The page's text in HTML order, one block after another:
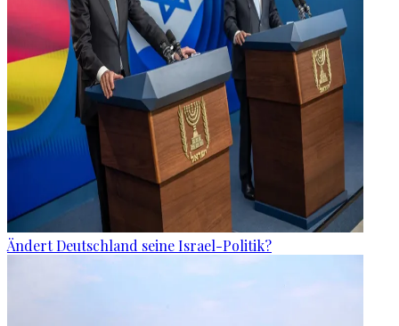
Ändert Deutschland seine Israel-Politik?